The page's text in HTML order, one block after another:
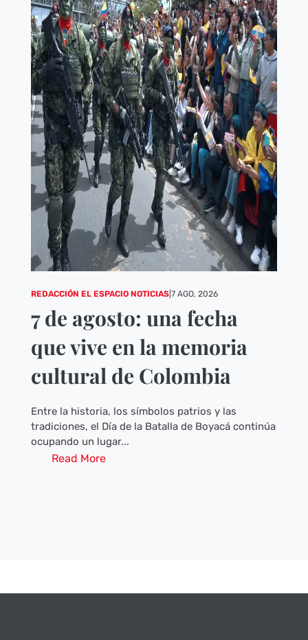
REDACCIÓN EL ESPACIO NOTICIAS| 7 AGO, 2026
7 de agosto: una fecha
que vive en la memoria
cultural de Colombia
Entre la historia, los símbolos patrios y las
tradiciones, el Día de la Batalla de Boyacá continúa
ocupando un lugar...
Read More